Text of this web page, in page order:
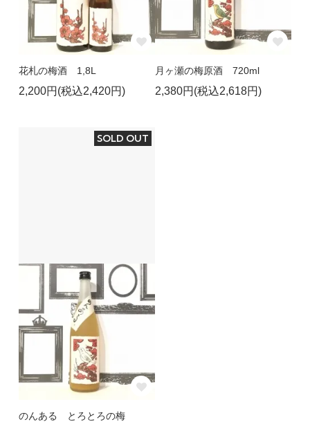
花札の梅酒 1,8L
2,200円(税込2,420円)
月ヶ瀬の梅原酒 720ml
2,380円(税込2,618円)
SOLD OUT
のんある とろとろの梅